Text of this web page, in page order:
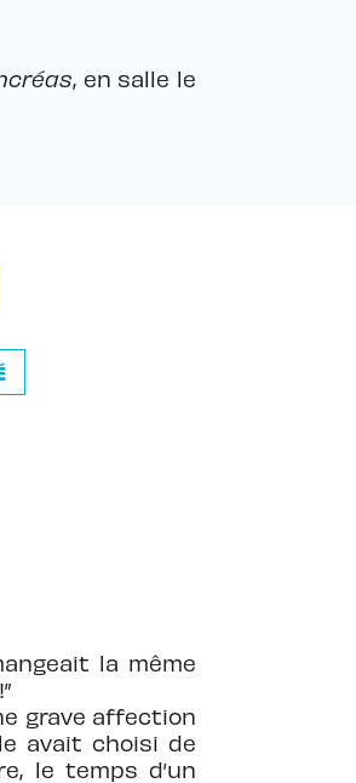
, en salle le
la même
grave affection
avait choisi de
le temps d’un